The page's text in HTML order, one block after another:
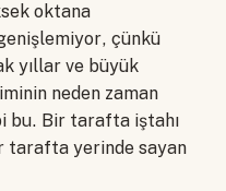
oktana
çünkü
yıllar ve büyük
neden zaman
bu. Bir tarafta iştahı
tarafta yerinde sayan